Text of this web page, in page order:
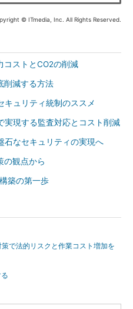
© ITmedia, Inc. All Rights Reserved.
コストとCO2の削減
削減する方法
キュリティ統制のススメ
実現する監査対応とコスト削減
石なセキュリティの実現へ
の観点から
築の第一歩
で法的リスクと作業コスト増加を